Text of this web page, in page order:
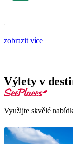
zobrazit více
Výlety v
Využijte skvělé